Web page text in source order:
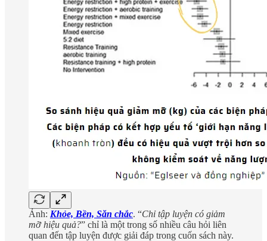
Ảnh: Khỏe, Bền, Săn chắc. “Chỉ tập luyện có giảm
mỡ hiệu quả?” chỉ là một trong số nhiều câu hỏi liên
quan đến tập luyện được giải đáp trong cuốn sách này.